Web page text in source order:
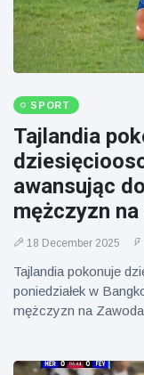
SPORT
Tajlandia
awansując
mężczyzn na
18 December 2025
Tajlandia pokonuje
poniedziałek w
mężczyzn na